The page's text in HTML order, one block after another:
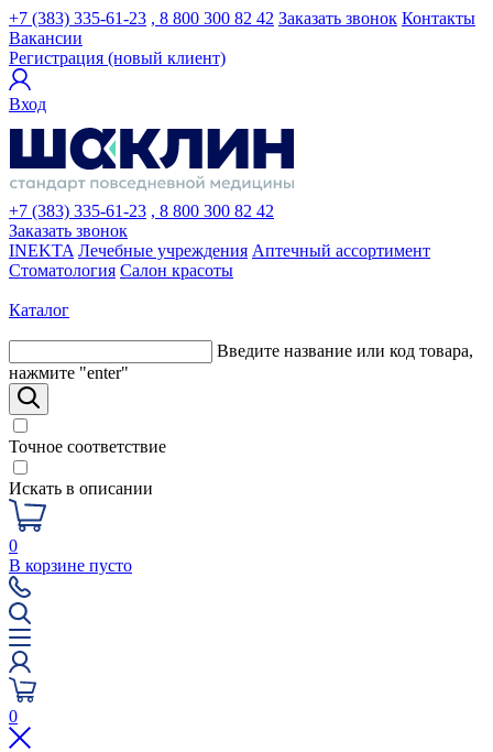
+7 (383) 335-61-23 , 8 800 300 82 42 Заказать звонок Контакты
Вакансии
Регистрация (новый клиент)
Вход
+7 (383) 335-61-23 , 8 800 300 82 42
Заказать звонок
INEKTA Лечебные учреждения Аптечный ассортимент
Стоматология Салон красоты
Каталог
Введите название или код товара,
нажмите "enter"
Точное соответствие
Искать в описании
0
В корзине пусто
0